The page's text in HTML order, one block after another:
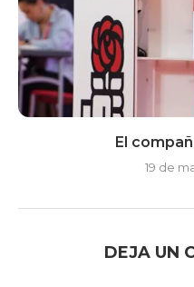
El
19 de
DEJA UN